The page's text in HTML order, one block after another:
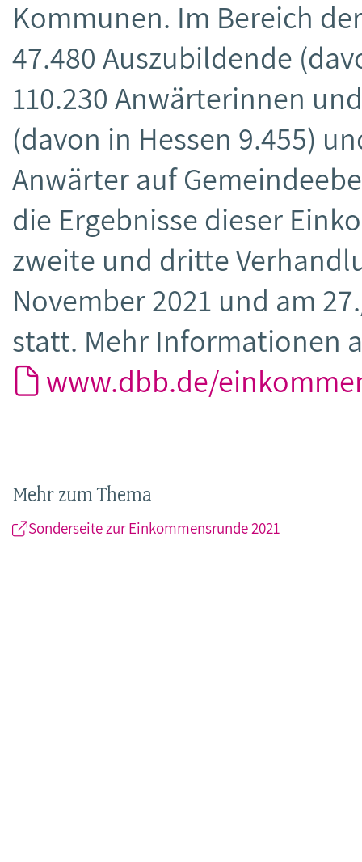
Kommunen. Im Bereich
47.480 Auszubildende
110.230 Anwärterinnen
(davon in Hessen 9.455)
Anwärter auf
die Ergebnisse dieser
zweite und dritte
November 2021 und am
statt. Mehr Informationen
www.dbb.de/
Mehr zum Thema
Sonderseite zur Einkommensrunde 2021